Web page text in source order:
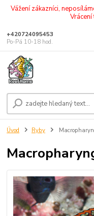
Vážení zákazníci,
+420724095453
Po-Pá 10-18 hod.
Úvod Ryby